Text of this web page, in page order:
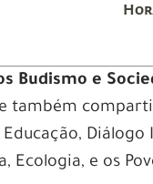
Budismo e
também
Ecologia, e os